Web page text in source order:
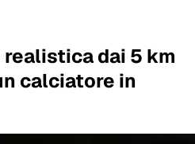
dai 5 km
calciatore in